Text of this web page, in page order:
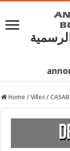
Home / Villes /